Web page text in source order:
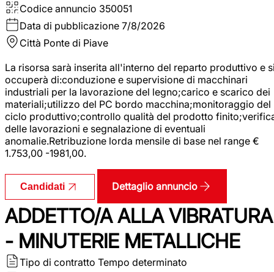
Codice annuncio 350051
Data di pubblicazione 7/8/2026
Città Ponte di Piave
La risorsa sarà inserita all'interno del reparto produttivo e
occuperà di:conduzione e supervisione di macchinari
industriali per la lavorazione del legno;carico e scarico dei
materiali;utilizzo del PC bordo macchina;monitoraggio del
ciclo produttivo;controllo qualità del prodotto
delle lavorazioni e segnalazione di eventuali
anomalie.Retribuzione lorda mensile di base nel range €
1.753,00 -1981,00.
Candidati Dettaglio annuncio
ADDETTO/A ALLA VIBRATURA
- MINUTERIE METALLICHE
Tipo di contratto Tempo determinato